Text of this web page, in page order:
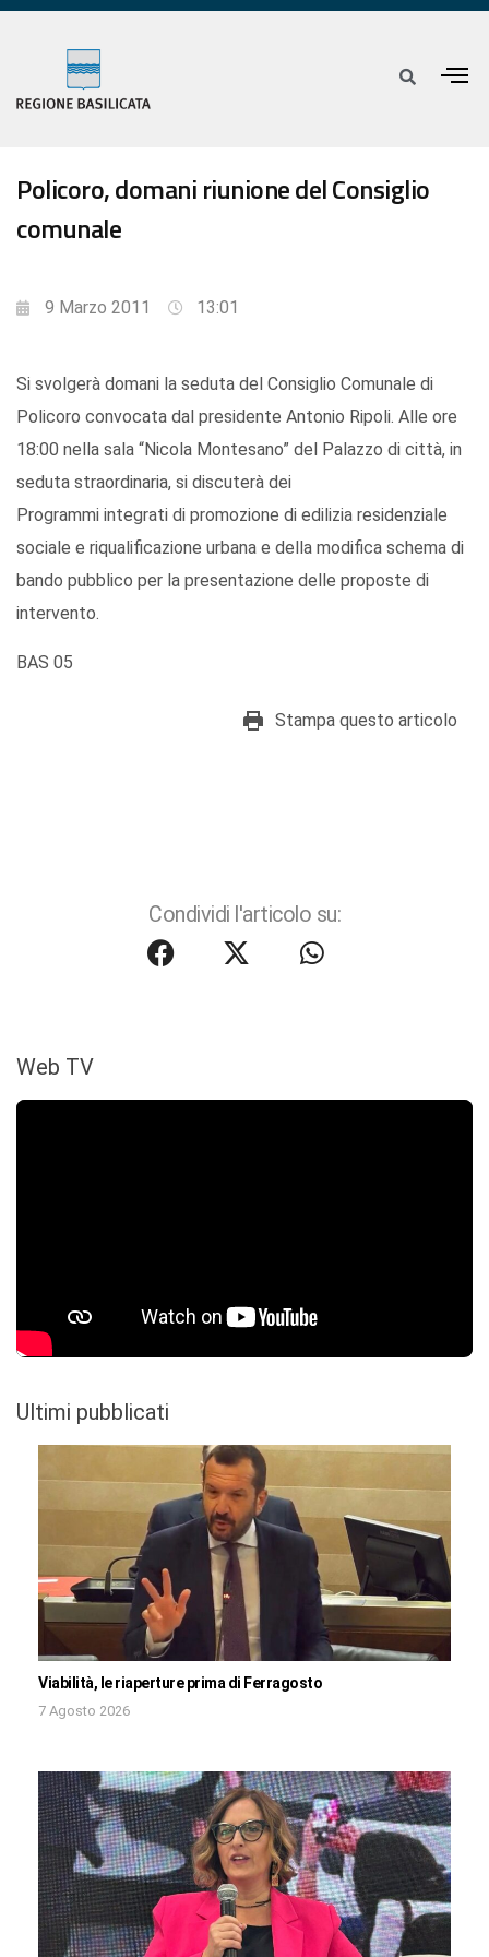
Policoro, domani riunione del Consiglio
comunale
9 Marzo 2011 13:01
Si svolgerà domani la seduta del Consiglio Comunale di
Policoro convocata dal presidente Antonio Ripoli. Alle ore
18:00 nella sala “Nicola Montesano” del Palazzo di città, in
seduta straordinaria, si discuterà dei
Programmi integrati di promozione di edilizia residenziale
sociale e riqualificazione urbana e della modifica schema di
bando pubblico per la presentazione delle proposte di
intervento.
BAS 05
Stampa questo articolo
Condividi l'articolo su:
Web TV
Ultimi pubblicati
Viabilità, le riaperture prima di Ferragosto
7 Agosto 2026